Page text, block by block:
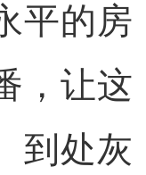
平的房
，让这
到处灰